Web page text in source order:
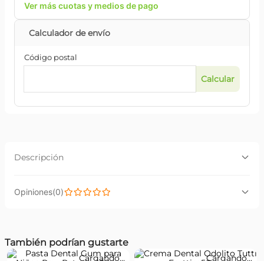
Ver más cuotas y medios de pago
Código postal
Descripción
Anestésico local y analgésico de uso tópico indicado
(0)
También podrían gustarte